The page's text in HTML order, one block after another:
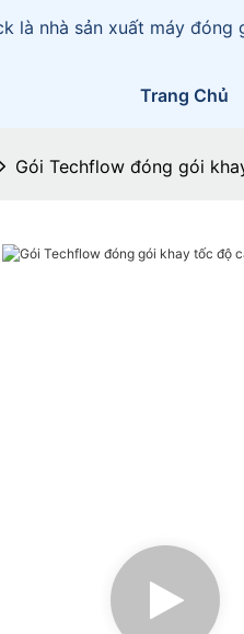
là nhà sản xuất máy
Trang Chủ
Gói Techflow đóng gói